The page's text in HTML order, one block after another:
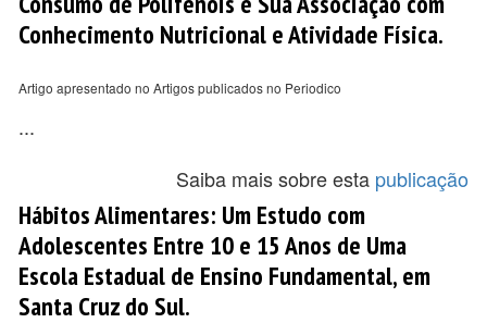
Conhecimento Nutricional e Atividade Física.
Artigo apresentado no Artigos publicados no Periodico
...
Saiba mais sobre esta publicação
Hábitos Alimentares: Um Estudo com
Adolescentes Entre 10 e 15 Anos de Uma
Escola Estadual de Ensino Fundamental, em
Santa Cruz do Sul.